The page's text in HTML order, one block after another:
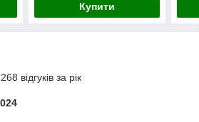
Купити
відгуків за рік